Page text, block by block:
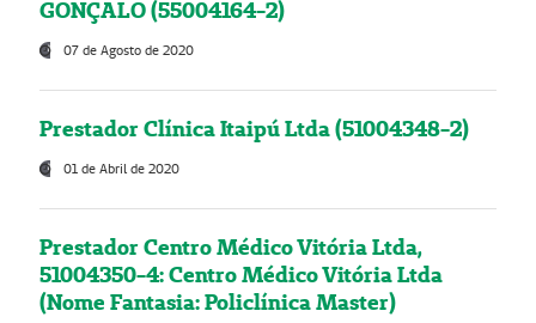
GONÇALO (55004164-2)
07 de Agosto de 2020
Prestador Clínica Itaipú Ltda (51004348-2)
01 de Abril de 2020
Prestador Centro Médico Vitória Ltda,
51004350-4: Centro Médico Vitória Ltda
(Nome Fantasia: Policlínica Master)